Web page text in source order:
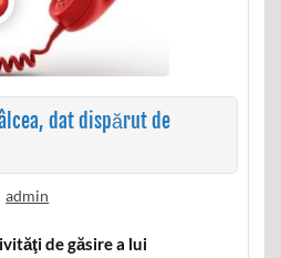
dat dispărut de
admin
de găsire a lui